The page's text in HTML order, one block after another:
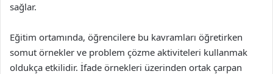
sağlar.
Eğitim ortamında, öğrencilere bu kavramları öğretirken
somut örnekler ve problem çözme aktiviteleri kullanmak
oldukça etkilidir. İfade örnekleri üzerinden ortak çarpan